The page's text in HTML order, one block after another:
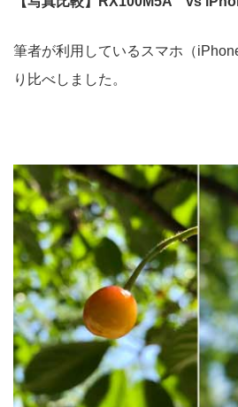
筆者が利用しているスマホ（
り比べしました。